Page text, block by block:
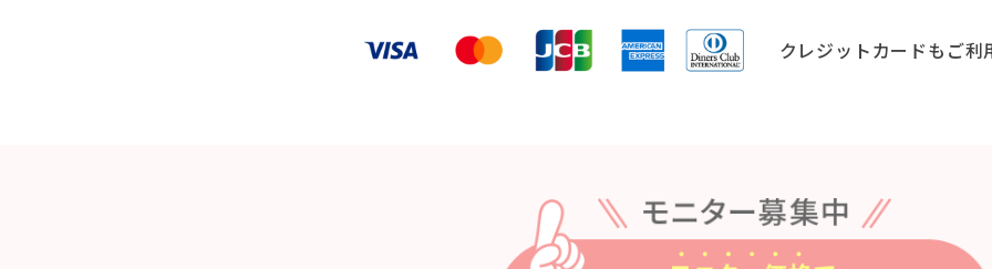
有効成分を肌の深層まで浸透させるエレクトロポレーションと同時施術を行うこと
スプリングセットメニュー
クレジットカードもご利